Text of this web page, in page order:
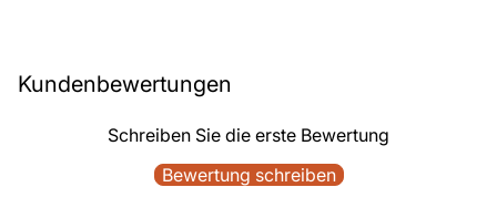
Kundenbewertungen
Schreiben Sie die erste Bewertung
Bewertung schreiben